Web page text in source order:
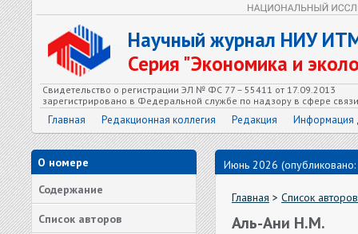
Научный журнал НИУ
Серия "Экономика и
Свидетельство о регистрации ЭЛ № ФС 77 – 55411 от 17.09.2013
зарегистрировано в Федеральной службе по надзору в сфере
Главная Редакционная коллегия Редакция Информация
О номере
Содержание
Список авторов
Июнь 2026
Главная > Список авторов
Аль-Ани Н.М.